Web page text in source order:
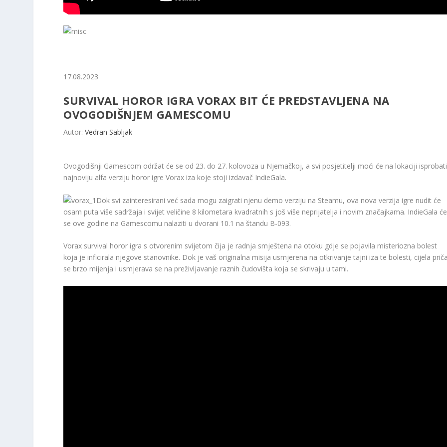
17.08.2023
SURVIVAL HOROR IGRA VORAX BIT ĆE PREDSTAVLJENA NA
OVOGODIŠNJEM GAMESCOMU
Autor:Vedran Sabljak
Ovogodišnji Gamescom održat će se od 23. do 27. kolovoza u Njemačkoj, a svi posjetitelji moći će na lokaciji isprobati
najnoviju alfa verziju horor igre Vorax iza koje stoji izdavač IndieGala.
Dok svi zainteresirani već sada mogu zaigrati njenu demo verziju na Steamu, ova nova verzija igre nudit će
osam puta više sadržaja i svijet veličine 8 kilometara kvadratnih s još više neprijatelja i novim značajkama. IndieGala će
se ove godine na Gamescomu nalaziti u dvorani 10.1 na štandu B-093.
Vorax survival horor igra s otvorenim svijetom čija je radnja smještena na otoku gdje se pojavila misteriozna bolest
koja je inficirala njegove stanovnike. Dok je vaš originalna misija usmjerena na otkrivanje tajni iza te bolesti, cijela
se brzo mijenja i usmjerava se na preživljavanje raznih čudovišta koja se skrivaju u tami.